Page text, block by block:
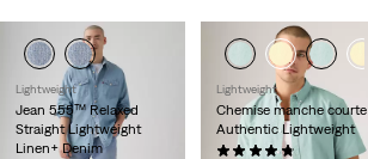
Lightweight
Jean 555™ Relaxed
Straight Lightweight
Linen+ Denim
Lightweight
Chemise manche courte
Authentic Lightweight
(100)